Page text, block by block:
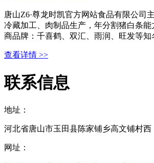
唐山Z6·尊龙时凯官方网站食品有限公司
冷藏加工、肉制品生产，年分割猪白条能
商品牌：千喜鹤、双汇、雨润、旺发等知
查看详情 >>
联系信息
地址：
河北省唐山市玉田县陈家铺乡高文铺村西
网址：